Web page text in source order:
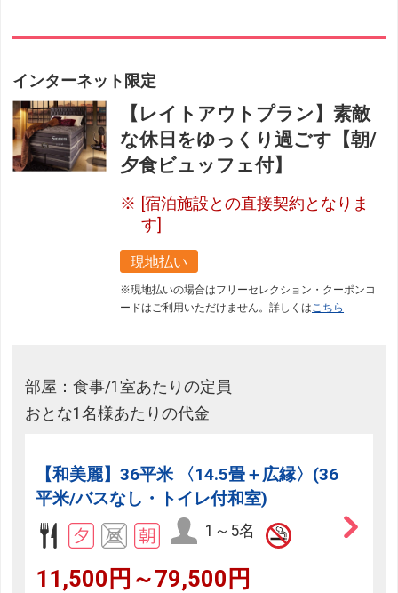
インターネット限定
【レイトアウトプラン】素敵
な休日をゆっくり過ごす【朝/
夕食ビュッフェ付】
[宿泊施設との直接契約となりま
す]
現地払い
※現地払いの場合はフリーセレクション・クーポンコ
ードはご利用いただけません。詳しくはこちら
部屋：食事/1室あたりの定員
おとな1名様あたりの代金
【和美麗】36平米 〈14.5畳＋広縁〉(36
平米/バスなし・トイレ付和室)
1～5名
11,500円～79,500円